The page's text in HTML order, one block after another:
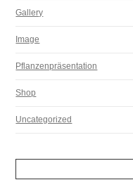
Gallery
Image
Pflanzenpräsentation
Shop
Uncategorized